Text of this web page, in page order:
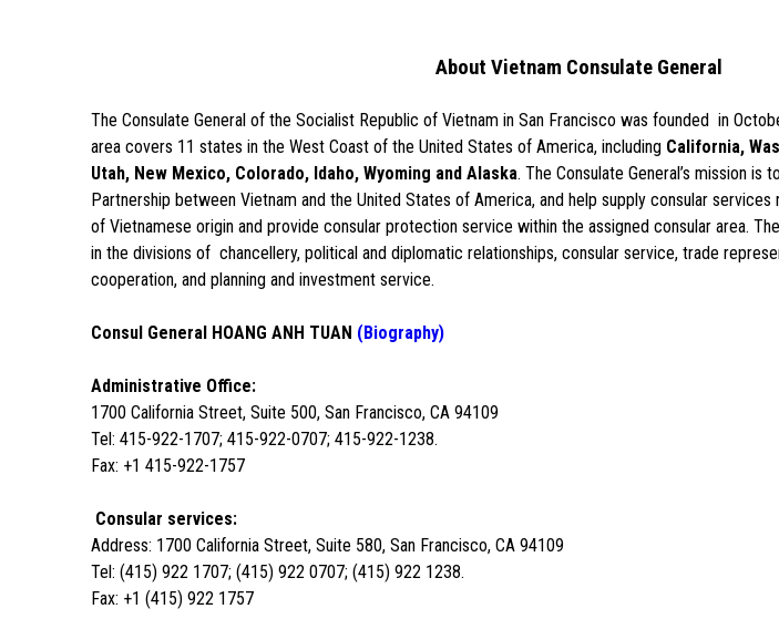
About Vietnam Consulate General
The Consulate General of the Socialist Republic of Vietnam in San Francisco was founded in
area covers 11 states in the West Coast of the United States of America, including California,
Utah, New Mexico, Colorado, Idaho, Wyoming and Alaska. The Consulate General’s mission is
Partnership between Vietnam and the United States of America, and help supply consular
of Vietnamese origin and provide consular protection service within the assigned consular area.
in the divisions of chancellery, political and diplomatic relationships, consular service, trade
cooperation, and planning and investment service.
Consul General HOANG ANH TUAN (Biography)
Administrative Office:
1700 California Street, Suite 500, San Francisco, CA 94109
Tel: 415-922-1707; 415-922-0707; 415-922-1238.
Fax: +1 415-922-1757
Consular services:
Address: 1700 California Street, Suite 580, San Francisco, CA 94109
Tel: (415) 922 1707; (415) 922 0707; (415) 922 1238.
Fax: +1 (415) 922 1757